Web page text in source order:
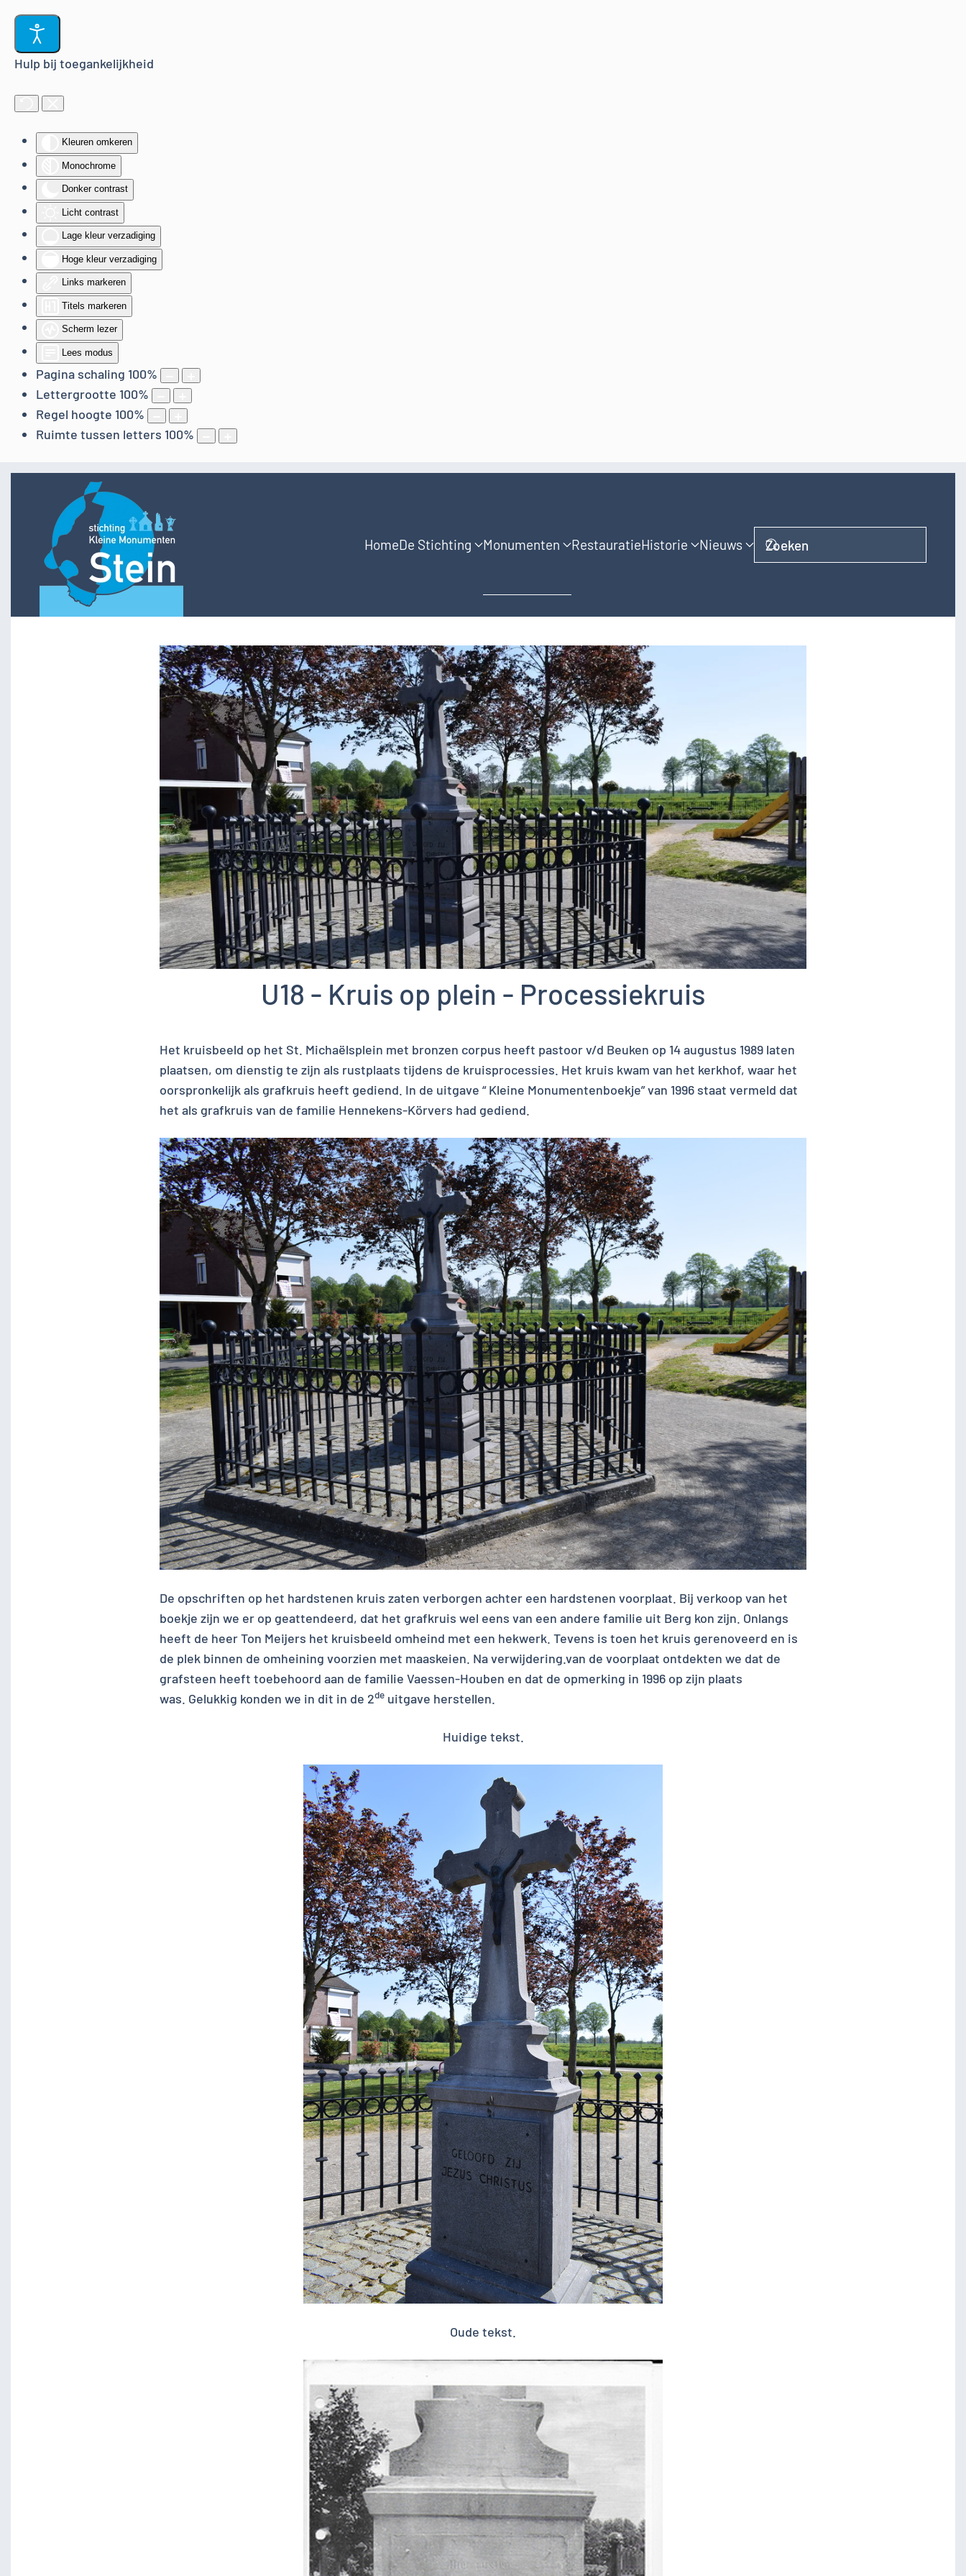
Hulp bij toegankelijkheid
Kleuren omkeren
Monochrome
Donker contrast
Licht contrast
Lage kleur verzadiging
Hoge kleur verzadiging
Links markeren
Titels markeren
Scherm lezer
Lees modus
Pagina schaling 100%
Lettergrootte 100%
Regel hoogte 100%
Ruimte tussen letters 100%
Terug naar hoofdinhoud
HomeDe Stichting Monumenten RestauratieHistorie Nieuws
U18 - Kruis op plein - Processiekruis
Het kruisbeeld op het St. Michaëlsplein met bronzen corpus heeft pastoor v/d Beuken op 14 augustus 1989 laten
plaatsen, om dienstig te zijn als rustplaats tijdens de kruisprocessies. Het kruis kwam van het kerkhof, waar het
oorspronkelijk als grafkruis heeft gediend. In de uitgave “ Kleine Monumentenboekje” van 1996 staat vermeld dat
het als grafkruis van de familie Hennekens-Körvers had gediend.
De opschriften op het hardstenen kruis zaten verborgen achter een hardstenen voorplaat. Bij verkoop van het
boekje zijn we er op geattendeerd, dat het grafkruis wel eens van een andere familie uit Berg kon zijn. Onlangs
heeft de heer Ton Meijers het kruisbeeld omheind met een hekwerk. Tevens is toen het kruis gerenoveerd en is
de plek binnen de omheining voorzien met maaskeien. Na verwijdering.van de voorplaat ontdekten we dat de
grafsteen heeft toebehoord aan de familie Vaessen-Houben en dat de opmerking in 1996 op zijn plaats
was. Gelukkig konden we in dit in de 2de uitgave herstellen.
Huidige tekst.
Oude tekst.